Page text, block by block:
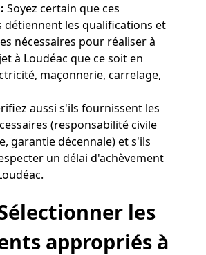
Soyez certain que ces
détiennent les qualifications et
nécessaires pour réaliser à
à Loudéac que ce soit en
maçonnerie, carrelage,
aussi s'ils fournissent les
(responsabilité civile
garantie décennale) et s'ils
un délai d'achèvement
les
appropriés à